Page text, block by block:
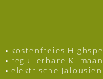
kostenfreies
regulierbare
elektrische Jalousien